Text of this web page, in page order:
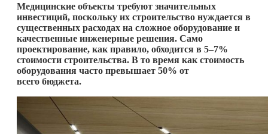
Медицинские объекты требуют значительных
инвестиций, поскольку их строительство нуждается в
существенных расходах на сложное оборудование и
качественные инженерные решения. Само
проектирование, как правило, обходится в 5–7%
стоимости строительства. В то время как стоимость
оборудования часто превышает 50% от
всего бюджета.